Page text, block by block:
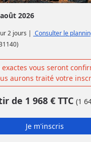
2026
2 jours | Consulter le
exactes vous seront
aurons traité votre
de 1 968 € TTC (1
Je m'inscris